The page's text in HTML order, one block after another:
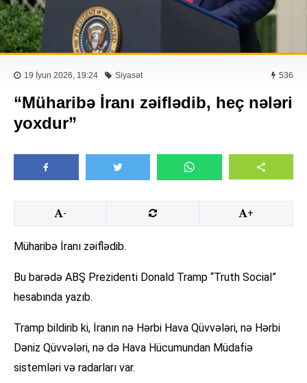
19 İyun 2026, 19:24 Siyasət 536
“Müharibə İranı zəiflədib, heç nələri
yoxdur”
- +
Müharibə İranı zəiflədib.
Bu barədə ABŞ Prezidenti Donald Tramp “Truth Social”
hesabında yazıb.
Tramp bildirib ki, İranın nə Hərbi Hava Qüvvələri, nə Hərbi
Dəniz Qüvvələri, nə də Hava Hücumundan Müdafiə
sistemləri və radarları var.